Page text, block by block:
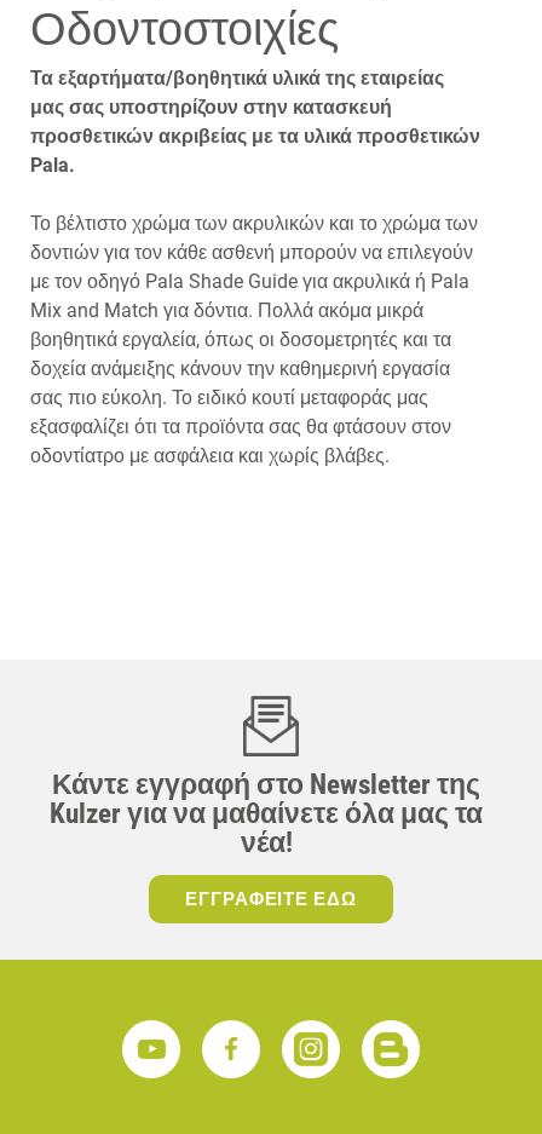
Οδοντοστοιχίες
Τα εξαρτήματα/βοηθητικά υλικά της εταιρείας
μας σας υποστηρίζουν στην κατασκευή
προσθετικών ακριβείας με τα υλικά προσθετικών
Pala.
Το βέλτιστο χρώμα των ακρυλικών και το χρώμα των
δοντιών για τον κάθε ασθενή μπορούν να επιλεγούν
με τον οδηγό Pala Shade Guide για ακρυλικά ή Pala
Mix and Match για δόντια. Πολλά ακόμα μικρά
βοηθητικά εργαλεία, όπως οι δοσομετρητές και τα
δοχεία ανάμειξης κάνουν την καθημερινή εργασία
σας πιο εύκολη. Το ειδικό κουτί μεταφοράς μας
εξασφαλίζει ότι τα προϊόντα σας θα φτάσουν στον
οδοντίατρο με ασφάλεια και χωρίς βλάβες.
Κάντε εγγραφή στο Newsletter της
Kulzer για να μαθαίνετε όλα μας τα
νέα!
ΕΓΓΡΑΦΕΙΤΕ ΕΔΩ